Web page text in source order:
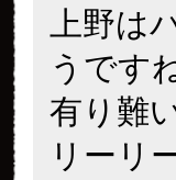
上野は
うです
有り難
リーリ